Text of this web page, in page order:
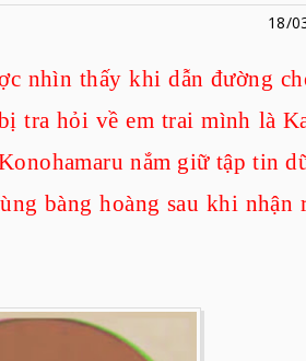
18/
nhìn thấy khi dẫn đường
tra hỏi về em trai mình là
nắm giữ tập tin
bàng hoàng sau khi nhận